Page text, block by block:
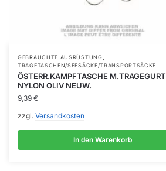
GEBRAUCHTE AUSRÜSTUNG,
TRAGETASCHEN/SEESÄCKE/TRANSPORTSÄCKE
ÖSTERR.KAMPFTASCHE M.TRAGEGURT
NYLON OLIV NEUW.
9,39 €
zzgl. Versandkosten
In den Warenkorb